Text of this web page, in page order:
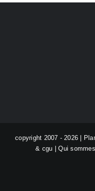
copyright 2007 - 2026 |
& cgu |Qui